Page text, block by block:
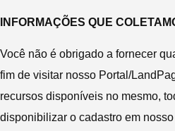
INFORMAÇÕES QUE
Você não é obrigado a fornecer
fim de visitar nosso Portal/
recursos disponíveis no mesmo,
disponibilizar o cadastro em